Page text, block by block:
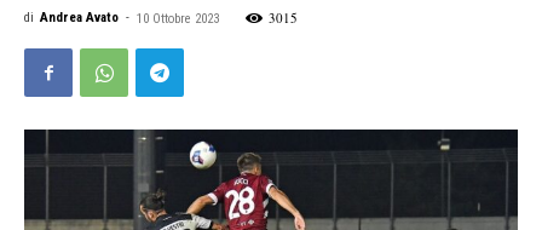
di Andrea Avato - 10 Ottobre 2023 3015